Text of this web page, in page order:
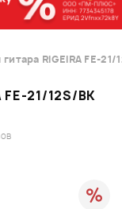
RIGEIRA FE-21/
FE-21/12S/BK